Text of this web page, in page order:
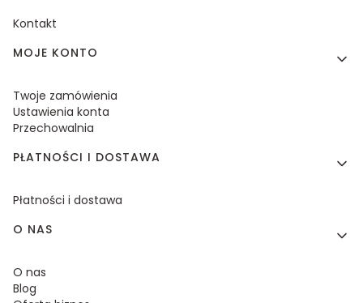
Kontakt
MOJE KONTO
Twoje zamówienia
Ustawienia konta
Przechowalnia
PŁATNOŚCI I DOSTAWA
Płatności i dostawa
O NAS
O nas
Blog